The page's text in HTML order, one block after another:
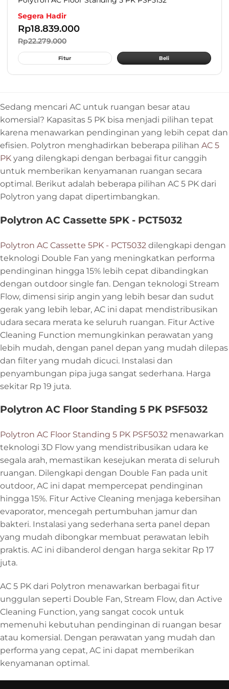
Segera Hadir
Rp18.839.000
Rp22.279.000
Fitur Beli
Sedang mencari AC untuk ruangan besar atau
komersial? Kapasitas 5 PK bisa menjadi pilihan tepat
karena menawarkan pendinginan yang lebih cepat dan
efisien. Polytron menghadirkan beberapa pilihan AC 5
PK yang dilengkapi dengan berbagai fitur canggih
untuk memberikan kenyamanan ruangan secara
optimal. Berikut adalah beberapa pilihan AC 5 PK dari
Polytron yang dapat dipertimbangkan.
Polytron AC Cassette 5PK - PCT5032
Polytron AC Cassette 5PK - PCT5032 dilengkapi dengan
teknologi Double Fan yang meningkatkan performa
pendinginan hingga 15% lebih cepat dibandingkan
dengan outdoor single fan. Dengan teknologi Stream
Flow, dimensi sirip angin yang lebih besar dan sudut
gerak yang lebih lebar, AC ini dapat mendistribusikan
udara secara merata ke seluruh ruangan. Fitur Active
Cleaning Function memungkinkan perawatan yang
lebih mudah, dengan panel depan yang mudah dilepas
dan filter yang mudah dicuci. Instalasi dan
penyambungan pipa juga sangat sederhana. Harga
sekitar Rp 19 juta.
Polytron AC Floor Standing 5 PK PSF5032
Polytron AC Floor Standing 5 PK PSF5032 menawarkan
teknologi 3D Flow yang mendistribusikan udara ke
segala arah, memastikan kesejukan merata di seluruh
ruangan. Dilengkapi dengan Double Fan pada unit
outdoor, AC ini dapat mempercepat pendinginan
hingga 15%. Fitur Active Cleaning menjaga kebersihan
evaporator, mencegah pertumbuhan jamur dan
bakteri. Instalasi yang sederhana serta panel depan
yang mudah dibongkar membuat perawatan lebih
praktis. AC ini dibanderol dengan harga sekitar Rp 17
juta.
AC 5 PK dari Polytron menawarkan berbagai fitur
unggulan seperti Double Fan, Stream Flow, dan Active
Cleaning Function, yang sangat cocok untuk
memenuhi kebutuhan pendinginan di ruangan besar
atau komersial. Dengan perawatan yang mudah dan
performa yang cepat, AC ini dapat memberikan
kenyamanan optimal.